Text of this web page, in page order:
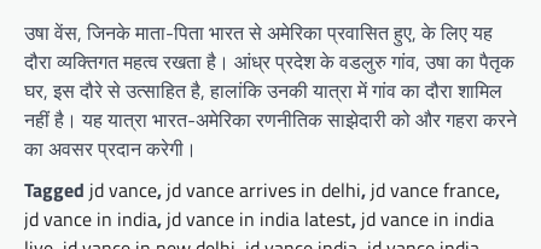
उषा वेंस, जिनके माता-पिता भारत से अमेरिका प्रवासित हुए, के लिए यह
दौरा व्यक्तिगत महत्व रखता है। आंध्र प्रदेश के वडलुरु गांव, उषा का पैतृक
घर, इस दौरे से उत्साहित है, हालांकि उनकी यात्रा में गांव का दौरा शामिल
नहीं है। यह यात्रा भारत-अमेरिका रणनीतिक साझेदारी को और गहरा करने
का अवसर प्रदान करेगी।
Tagged jd vance, jd vance arrives in delhi, jd vance france,
jd vance in india, jd vance in india latest, jd vance in india